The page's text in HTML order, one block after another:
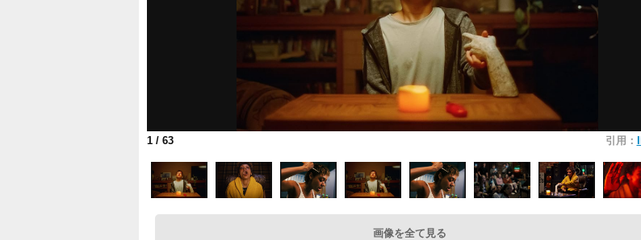
1 / 63 引用：
画像を全て見る